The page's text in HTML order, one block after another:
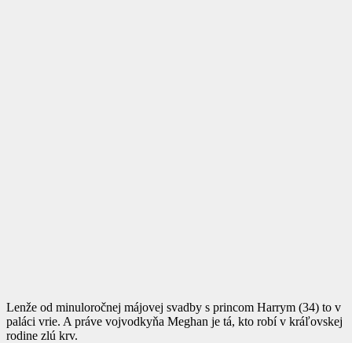
Lenže od minuloročnej májovej svadby s princom Harrym (34) to v
paláci vrie. A práve vojvodkyňa Meghan je tá, kto robí v kráľovskej
rodine zlú krv.